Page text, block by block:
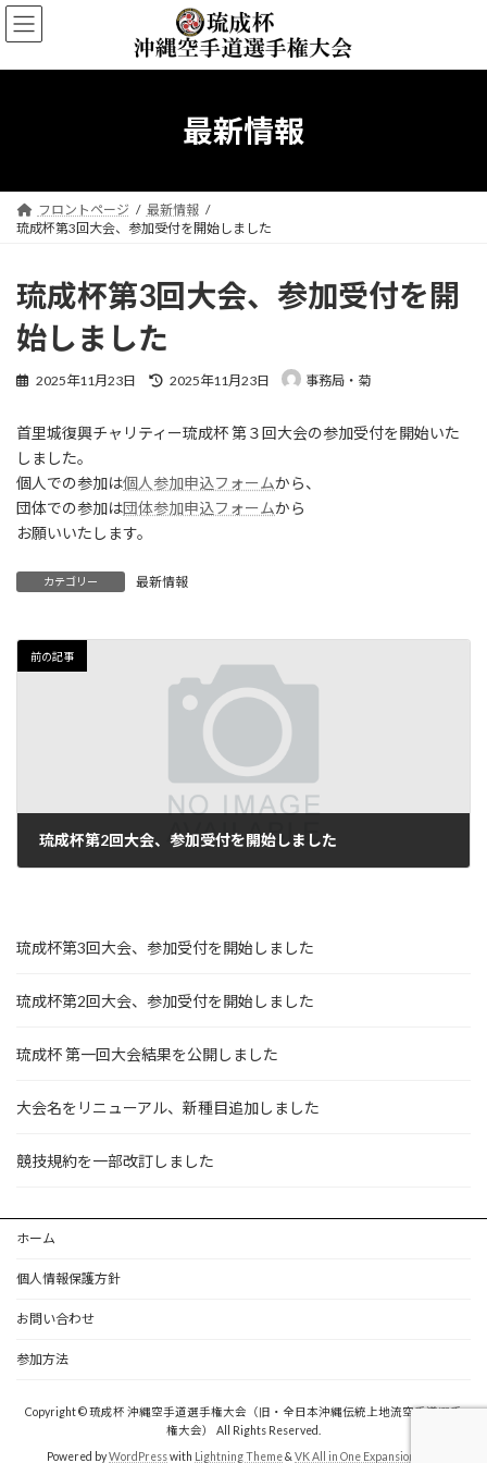
コ
ン
ン
ナ
ビ
ー
最新情報
フロントページ
最新情報
琉成杯第3回大会、参加受付を開始しました
琉成杯第3回大会、参加受付を開
始しました
2025年11月23日
最
新
時
:
2025年11月23日 事務局・菊
首里城復興チャリティー琉成杯 第３回大会の参加受付を開始いた
しました。
個人での参加は個人参加申込フォームから、
団体での参加は団体参加申込フォームから
お願いいたします。
カテゴリー 最新情報
前の記事
琉成杯第2回大会、参加受付を開始しました
琉成杯第3回大会、参加受付を開始しました
琉成杯第2回大会、参加受付を開始しました
琉成杯 第一回大会結果を公開しました
大会名をリニューアル、新種目追加しました
競技規約を一部改訂しました
ホーム
個人情報保護方針
お問い合わせ
参加方法
Copyright © 琉成杯 沖縄空手道選手権大会（旧・全日本沖縄伝統上地流空手道選手
権大会） All Rights Reserved.
Powered byWordPresswith Lightning Theme& VK All in One Expansion Unit